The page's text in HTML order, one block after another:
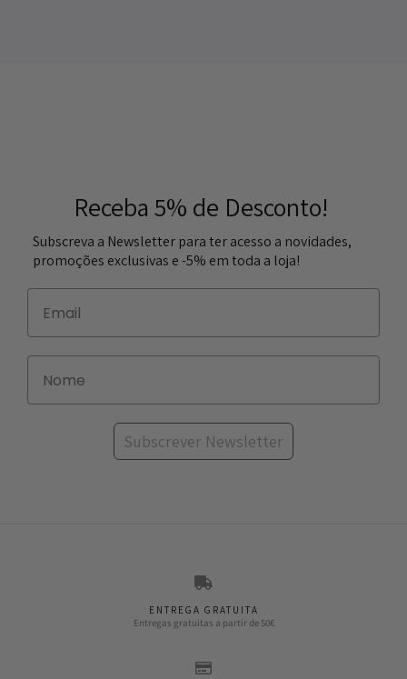
Receba 5% de Desconto!
Subscreva a Newsletter para ter acesso a novidades,
promoções exclusivas e -5% em toda a loja!
Subscrever Newsletter
ENTREGA GRATUITA
Entregas gratuitas a partir de 50€